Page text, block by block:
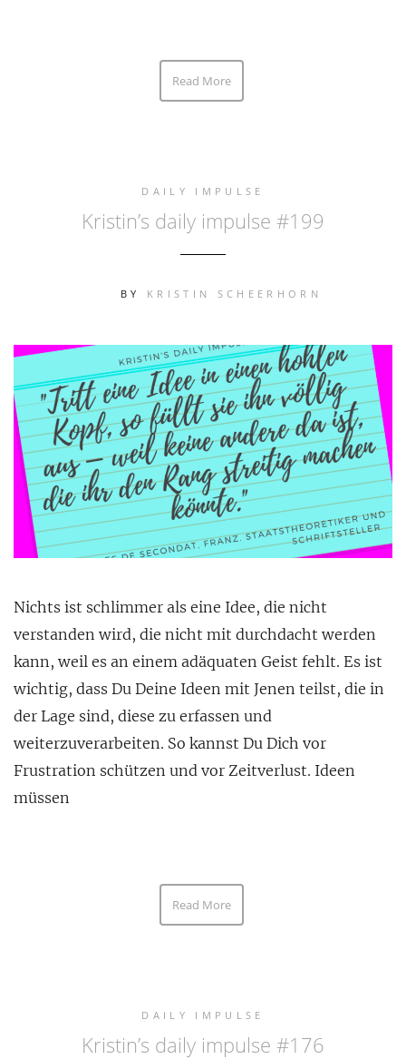
Read More
DAILY IMPULSE
Kristin’s daily impulse #199
BY KRISTIN SCHEERHORN
Nichts ist schlimmer als eine Idee, die nicht
verstanden wird, die nicht mit durchdacht werden
kann, weil es an einem adäquaten Geist fehlt. Es ist
wichtig, dass Du Deine Ideen mit Jenen teilst, die in
der Lage sind, diese zu erfassen und
weiterzuverarbeiten. So kannst Du Dich vor
Frustration schützen und vor Zeitverlust. Ideen
müssen
Read More
DAILY IMPULSE
Kristin’s daily impulse #176